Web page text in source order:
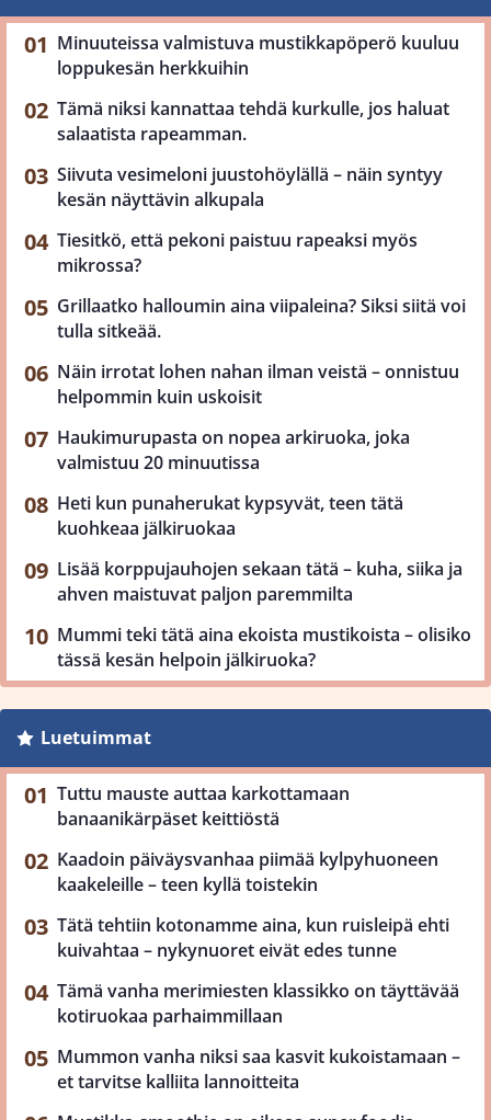
Minuuteissa valmistuva mustikkapöperö kuuluu
loppukesän herkkuihin
Tämä niksi kannattaa tehdä kurkulle, jos haluat
salaatista rapeamman.
Siivuta vesimeloni juustohöylällä – näin syntyy
kesän näyttävin alkupala
Tiesitkö, että pekoni paistuu rapeaksi myös
mikrossa?
Grillaatko halloumin aina viipaleina? Siksi siitä voi
tulla sitkeää.
Näin irrotat lohen nahan ilman veistä – onnistuu
helpommin kuin uskoisit
Haukimurupasta on nopea arkiruoka, joka
valmistuu 20 minuutissa
Heti kun punaherukat kypsyvät, teen tätä
kuohkeaa jälkiruokaa
Lisää korppujauhojen sekaan tätä – kuha, siika ja
ahven maistuvat paljon paremmilta
Mummi teki tätä aina ekoista mustikoista – olisiko
tässä kesän helpoin jälkiruoka?
Luetuimmat
Tuttu mauste auttaa karkottamaan
banaanikärpäset keittiöstä
Kaadoin päiväysvanhaa piimää kylpyhuoneen
kaakeleille – teen kyllä toistekin
Tätä tehtiin kotonamme aina, kun ruisleipä ehti
kuivahtaa – nykynuoret eivät edes tunne
Tämä vanha merimiesten klassikko on täyttävää
kotiruokaa parhaimmillaan
Mummon vanha niksi saa kasvit kukoistamaan –
et tarvitse kalliita lannoitteita